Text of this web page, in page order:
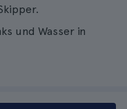
und Wasser in